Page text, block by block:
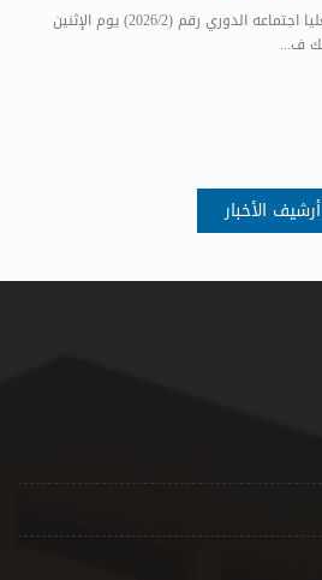
عقد مجلس كلية الدراسات العليا اجتماعه الدوري رقم (2026/2) يوم الإثنين
أرشيف الأخبار